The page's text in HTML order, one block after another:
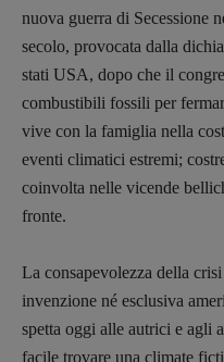
nuova guerra di Secessione
secolo, provocata dalla
stati USA, dopo che il
combustibili fossili per
vive con la famiglia nella
eventi climatici estremi;
coinvolta nelle vicende
fronte.
La consapevolezza della
invenzione né esclusiva
spetta oggi alle autrici e agli
facile trovare una climate